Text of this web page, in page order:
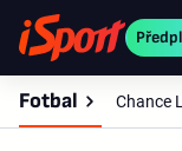
Fotbal Chance